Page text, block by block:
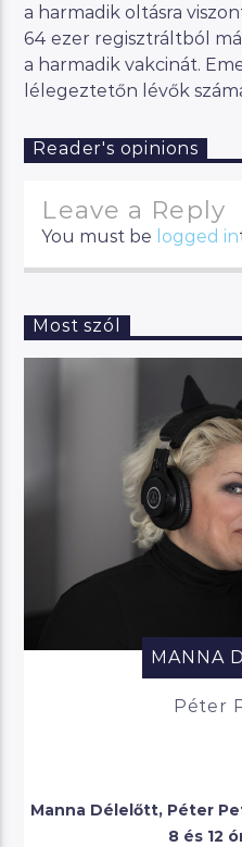
a harmadik oltásra
64 ezer regisztráltból
a harmadik vakcinát.
lélegeztetőn lévők
Reader's opinions
Leave a Reply
You must be logged in
Most szól
MANNA
Péter
Manna Délelőtt, Péter
8 és 12